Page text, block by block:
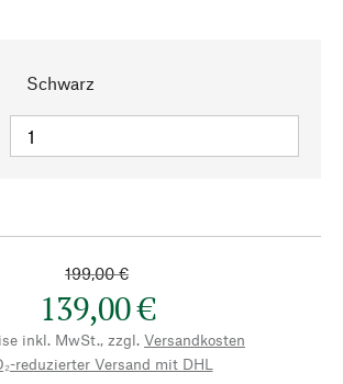
Schwarz
199,00 €
139,00 €
inkl. MwSt., zzgl. Versandkosten
reduzierter Versand mit DHL